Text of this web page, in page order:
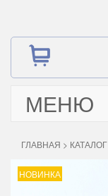
МЕНЮ
ГЛАВНАЯ > КАТАЛОГ
НОВИНКА